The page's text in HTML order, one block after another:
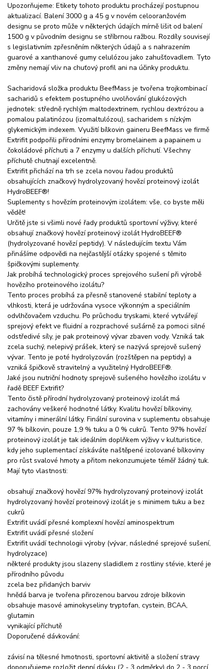
Upozorňujeme: Etikety tohoto produktu procházejí postupnou
aktualizací. Balení 3000 g a 45 g v novém celooranžovém
designu se proto může v některých údajích mírně lišit od balení
1500 g v původním designu se stříbrnou ražbou. Rozdíly souvisejí
s legislativním zpřesněním některých údajů a s nahrazením
guarové a xanthanové gumy celulózou jako zahušťovadlem. Tyto
změny nemají vliv na chuťový profil ani na účinky produktu.
Sacharidová složka produktu BeefMass je tvořena trojkombinací
sacharidů s efektem postupného uvolňování glukózových
jednotek: středně rychlým maltodextrinem, rychlou dextrózou a
pomalou palatinózou (izomaltulózou), sacharidem s nízkým
glykemickým indexem. Využití bílkovin gaineru BeefMass ve firmě
Extrifit podpořili přírodními enzymy bromelainem a papainem u
čokoládové příchuti a 7 enzymy u dalších příchutí. Všechny
příchutě chutnají excelentně.
Extrifit přichází na trh se zcela novou řadou produktů
obsahujících značkový hydrolyzovaný hovězí proteinový izolát
HydroBEEF®!
Suplementy s hovězím proteinovým izolátem: vše, co byste měli
vědět!
Určitě jste si všimli nové řady produktů sportovní výživy, které
obsahují značkový hovězí proteinový izolát HydroBEEF®
(hydrolyzované hovězí peptidy). V následujícím textu Vám
přinášíme odpovědi na nejčastější otázky spojené s těmito
špičkovými suplementy.
Jak probíhá technologický proces sprejového sušení při výrobě
hovězího proteinového izolátu?
Tento proces probíhá za přesně stanovené stabilní teploty a
vlhkosti, která je udržována vysoce výkonným a speciálním
odvlhčovačem vzduchu. Po průchodu tryskami, které vytvářejí
sprejový efekt ve fluidní a rozprachové sušárně za pomoci silné
odstředivé síly, je pak proteinový vývar zbaven vody. Vzniká tak
zcela suchý, nelepivý prášek, který se nazývá sprejově sušený
vývar. Tento je poté hydrolyzován (rozštěpen na peptidy) a
vzniká špičkově stravitelný a využitelný HydroBEEF®.
Jaké jsou nutriční hodnoty sprejově sušeného hovězího izolátu v
řadě BEEF Extrifit?
Tento čistě přírodní hydrolyzovaný proteinový izolát má
zachovány veškeré hodnotné látky. Kvalitu hovězí bílkoviny,
vitamíny i minerální látky. Finální surovina v suplementu obsahuje
97 % bílkovin, pouze 1,9 % tuku a 0 % cukrů. Tento 97% hovězí
proteinový izolát je tak ideálním doplňkem výživy v kulturistice,
kdy jeho suplementací získáváte naštěpené izolované bílkoviny
pro růst svalové hmoty a přitom nekonzumujete téměř žádný tuk.
Mají tyto vlastnosti:
obsahují značkový hovězí 97% hydrolyzovaný proteinový izolát
hydrolyzovaný hovězí proteinový izolát je s minimem tuku a bez
cukrů
Extrifit uvádí přesné komplexní hovězí aminospektrum
Extrifit uvádí přesné složení
Extrifit uvádí technologii výroby (vývar, následné sprejové sušení,
hydrolyzace)
některé produkty jsou slazeny sladidlem z rostliny stévie, které je
přírodního původu
zcela bez přidaných barviv
hnědá barva je tvořena přirozenou barvou zdroje bílkovin
obsahuje masové aminokyseliny tryptofan, cystein, BCAA,
glutamin
vynikající příchutě
Doporučené dávkování:
závisí na tělesné hmotnosti, sportovní aktivitě a složení stravy
doporučujeme rozložit denní dávku (2 - 3 odměrky) do 2 - 3 porcí,